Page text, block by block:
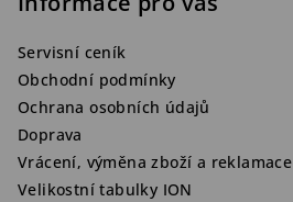
Servisní ceník
Obchodní podmínky
Ochrana osobních údajů
Doprava
Vrácení, výměna zboží a reklamace
Velikostní tabulky ION